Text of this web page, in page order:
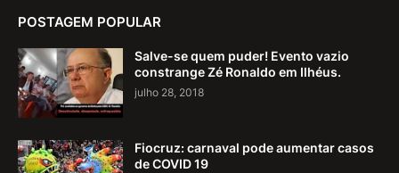
POSTAGEM POPULAR
Salve-se quem puder! Evento vazio
constrange Zé Ronaldo em Ilhéus.
julho 28, 2018
Fiocruz: carnaval pode aumentar casos
de COVID 19